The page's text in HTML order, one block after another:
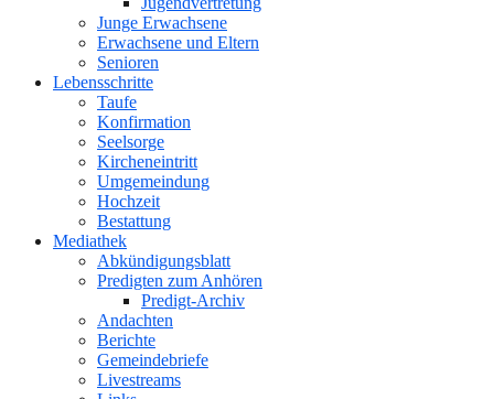
Junge Erwachsene
Erwachsene und Eltern
Senioren
Lebensschritte
Taufe
Konfirmation
Seelsorge
Kircheneintritt
Umgemeindung
Hochzeit
Bestattung
Mediathek
Abkündigungsblatt
Predigten zum Anhören
Predigt-Archiv
Andachten
Berichte
Gemeindebriefe
Livestreams